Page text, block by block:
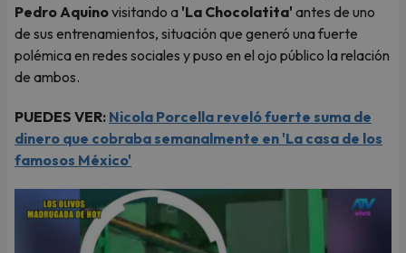
Pedro Aquinovisitando a 'La Chocolatita' antes de uno
de sus entrenamientos, situación que generó una fuerte
polémica en redes sociales y puso en el ojo público la relación
de ambos.
PUEDES VER: Nicola Porcella reveló fuerte suma de
dinero que cobraba semanalmente en 'La casa de los
famosos México'